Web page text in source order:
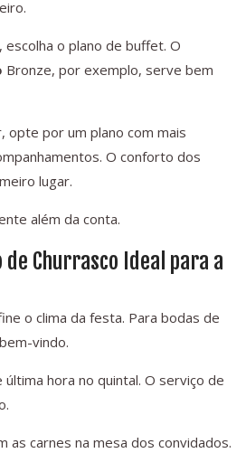
escolha o plano de buffet. O
Bronze, por exemplo, serve bem
opte por um plano com mais
O conforto dos
lugar.
além da conta.
de Churrasco Ideal para a
o clima da festa. Para bodas de
vindo.
última hora no quintal. O serviço de
as carnes na mesa dos convidados.